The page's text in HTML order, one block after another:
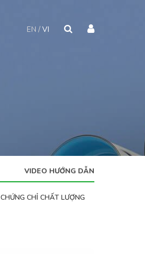
EN VI
VIDEO HƯỚNG DẪN
CHỨNG CHỈ CHẤT LƯỢNG